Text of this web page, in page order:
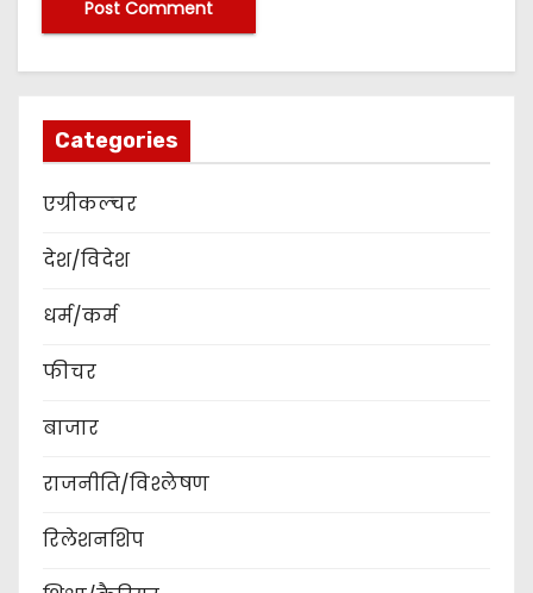
Categories
एग्रीकल्चर
देश/विदेश
धर्म/कर्म
फीचर
बाजार
राजनीति/विश्लेषण
रिलेशनशिप